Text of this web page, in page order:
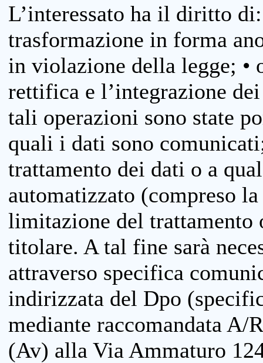
L’interessato ha il diritto
trasformazione in forma
in violazione della legge; •
rettifica e l’integrazione
tali operazioni sono state
quali i dati sono
trattamento dei dati o a
automatizzato (compreso
limitazione del trattamento
titolare. A tal fine sarà
attraverso specifica
indirizzata del Dpo
mediante raccomandata
(Av) alla Via Ammaturo